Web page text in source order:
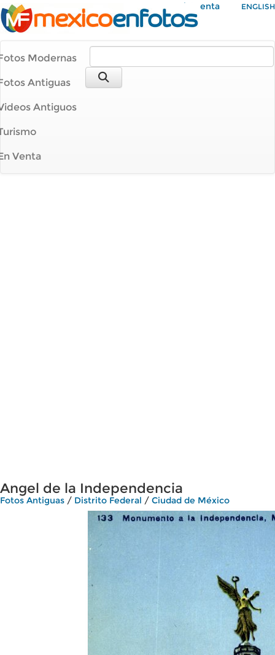
Mi Cuenta ENGLISH
Modernas
Antiguas
Antiguos
Venta
Angel de la Independencia
Fotos Antiguas / Distrito Federal / Ciudad de México